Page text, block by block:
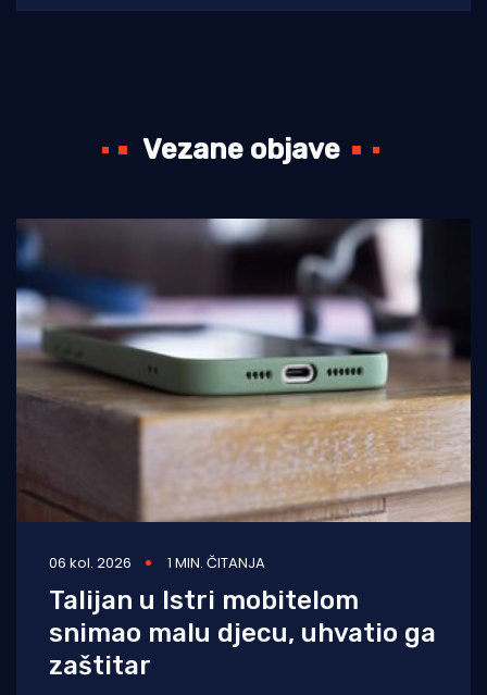
Vezane objave
06 kol. 2026 1 MIN. ČITANJA
Talijan u Istri mobitelom
snimao malu djecu, uhvatio ga
zaštitar